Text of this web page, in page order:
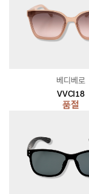
VVCI18
품절
베디베로